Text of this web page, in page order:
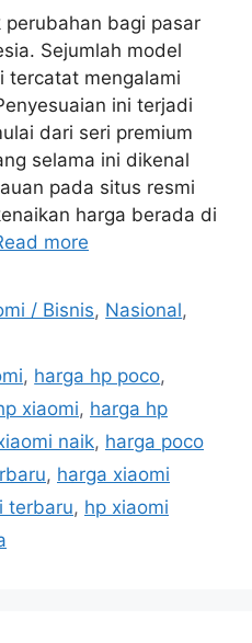
bagi pasar
Sejumlah model
tercatat mengalami
ini terjadi
dari seri premium
selama ini dikenal
pada situs resmi
harga berada di
more
/ Bisnis, Nasional,
, harga hp poco,
xiaomi, harga hp
naik, harga poco
, harga xiaomi
terbaru, hp xiaomi